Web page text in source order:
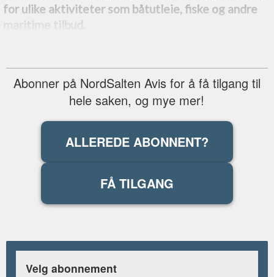
for ulike aktiviteter som båtutleie, fiske og andre
maritime tilbud.
Abonner på NordSalten Avis for å få tilgang til
hele saken, og mye mer!
ALLEREDE ABONNENT?
FÅ TILGANG
Velg abonnement